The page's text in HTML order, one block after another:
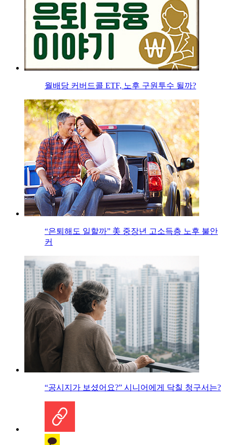
월배당 커버드콜 ETF, 노후 구원투수 될까?
“은퇴해도 일할까” 美 중장년 고소득층 노후 불안
커
“공시지가 보셨어요?” 시니어에게 닥칠 청구서는?